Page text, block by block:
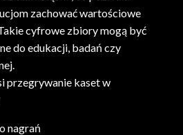
zachować wartościowe
cyfrowe zbiory mogą być
do edukacji, badań czy
przegrywanie kaset w
nagrań